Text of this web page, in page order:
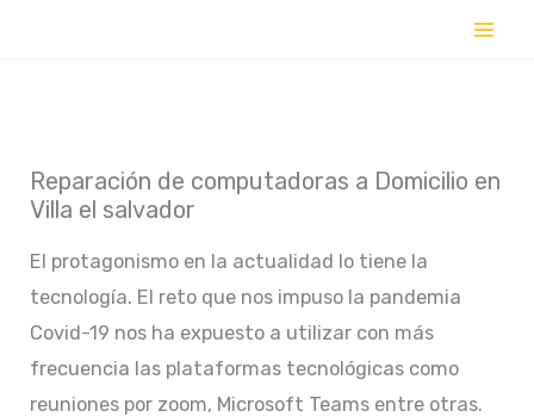
Reparación de computadoras a Domicilio en
Villa el salvador
El protagonismo en la actualidad lo tiene la
tecnología. El reto que nos impuso la pandemia
Covid-19 nos ha expuesto a utilizar con más
frecuencia las plataformas tecnológicas como
reuniones por zoom, Microsoft Teams entre otras.